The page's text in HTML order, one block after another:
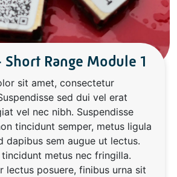
Range Module 1
sit amet, consectetur
sed dui vel erat
vel nec nibh. Suspendisse
tincidunt semper, metus ligula
dapibus sem augue ut lectus.
metus nec fringilla.
lectus posuere, finibus urna sit